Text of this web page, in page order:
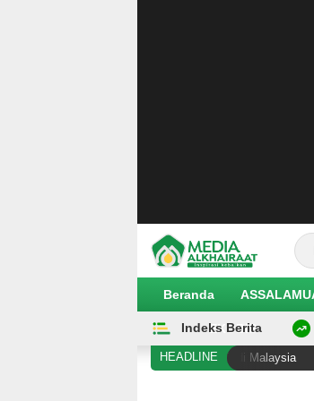
Beranda
EKOBIS
Indeks Berita
HEADLINE
Alami Pelanggaran Hak di Malaysia